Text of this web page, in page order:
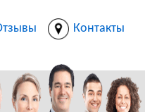
Контакты